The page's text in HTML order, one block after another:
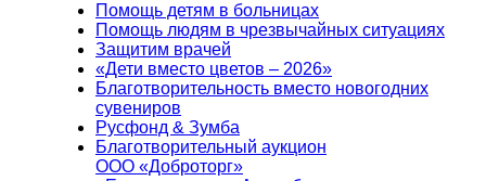
Помощь детям в больницах
Помощь людям в чрезвычайных ситуациях
Защитим врачей
«Дети вместо цветов – 2026»
Благотворительность вместо новогодних
сувениров
Русфонд & Зумба
Благотворительный аукцион
ООО «Доброторг»